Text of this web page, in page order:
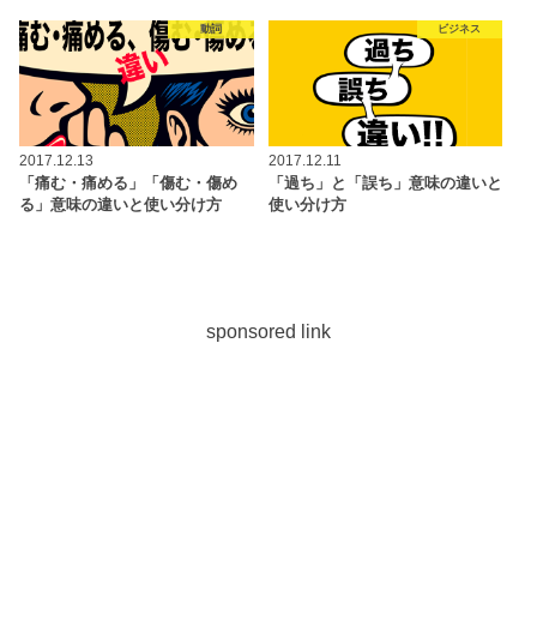
動詞
2017.12.13
「痛む・痛める」「傷む・傷め
る」意味の違いと使い分け方
ビジネス
2017.12.11
「過ち」と「誤ち」意味の違いと
使い分け方
sponsored link